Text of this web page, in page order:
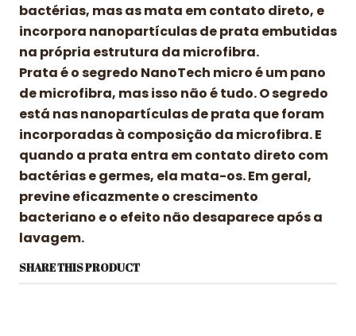
bactérias, mas as mata em contato direto, e
incorpora nanopartículas de prata embutidas
na própria estrutura da microfibra.
Prata é o segredo NanoTech micro é um pano
de microfibra, mas isso não é tudo. O segredo
está nas nanopartículas de prata que foram
incorporadas à composição da microfibra. E
quando a prata entra em contato direto com
bactérias e germes, ela mata-os. Em geral,
previne eficazmente o crescimento
bacteriano e o efeito não desaparece após a
lavagem.
SHARE THIS PRODUCT